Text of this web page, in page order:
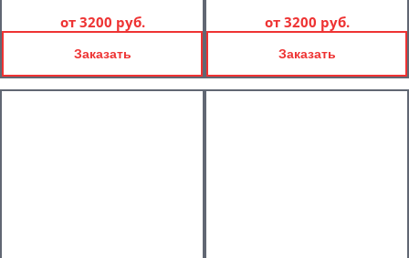
от 3200 руб.
Заказать
от 3200 руб.
Заказать